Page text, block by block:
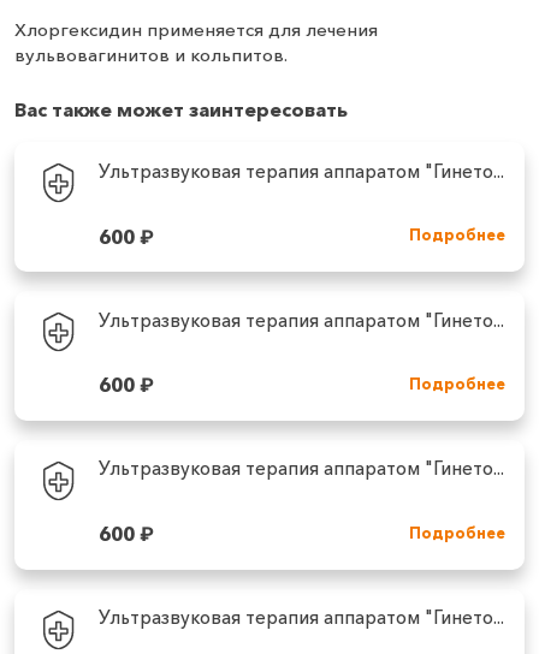
Хлоргексидин применяется для лечения
вульвовагинитов и кольпитов.
Вас также может заинтересовать
Ультразвуковая терапия аппаратом "Гинето...
600₽ Подробнее
Ультразвуковая терапия аппаратом "Гинето...
600₽ Подробнее
Ультразвуковая терапия аппаратом "Гинето...
600₽ Подробнее
Ультразвуковая терапия аппаратом "Гинето...